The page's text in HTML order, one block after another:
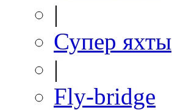
|
Супер яхты
|
Fly-bridge